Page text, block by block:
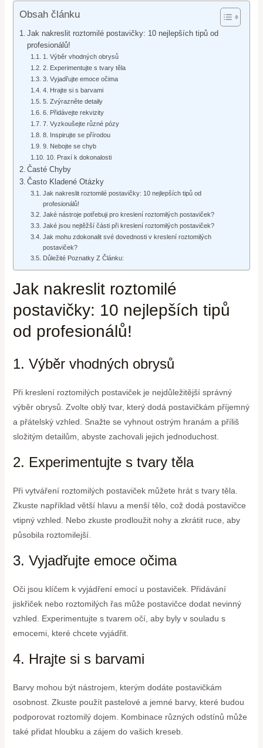
Obsah článku
Jak nakreslit roztomilé postavičky: 10 nejlepších tipů od
profesionálů!
1. Výběr vhodných obrysů
2. Experimentujte s tvary těla
3. Vyjadřujte emoce očima
4. Hrajte si s barvami
5. Zvýrazněte detaily
6. Přidávejte rekvizity
7. Vyzkoušejte různé pózy
8. Inspirujte se přírodou
9. Nebojte se chyb
10. Praxí k dokonalosti
Časté Chyby
Často Kladené Otázky
Jak nakreslit roztomilé postavičky: 10 nejlepších tipů od
profesionálů!
Jaké nástroje potřebuji pro kreslení roztomilých postaviček?
Jaké jsou nejtěžší části při kreslení roztomilých postaviček?
Jak mohu zdokonalit své dovednosti v kreslení roztomilých
postaviček?
Důležité Poznatky Z Článku:
Jak nakreslit roztomilé
postavičky: 10 nejlepších tipů
od profesionálů!
1. Výběr vhodných obrysů
Při kreslení roztomilých postaviček je nejdůležitější správný
výběr obrysů. Zvolte oblý tvar, který dodá postavičkám příjemný
a přátelský vzhled. Snažte se vyhnout ostrým hranám a příliš
složitým detailům, abyste zachovali jejich jednoduchost.
2. Experimentujte s tvary těla
Při vytváření roztomilých postaviček můžete hrát s tvary těla.
Zkuste například větší hlavu a menší tělo, což dodá postavičce
vtipný vzhled. Nebo zkuste prodloužit nohy a zkrátit ruce, aby
působila roztomilejší.
3. Vyjadřujte emoce očima
Oči jsou klíčem k vyjádření emocí u postaviček. Přidávání
jiskřiček nebo roztomilých řas může postavičce dodat nevinný
vzhled. Experimentujte s tvarem očí, aby byly v souladu s
emocemi, které chcete vyjádřit.
4. Hrajte si s barvami
Barvy mohou být nástrojem, kterým dodáte postavičkám
osobnost. Zkuste použít pastelové a jemné barvy, které budou
podporovat roztomilý dojem. Kombinace různých odstínů může
také přidat hloubku a zájem do vašich kreseb.